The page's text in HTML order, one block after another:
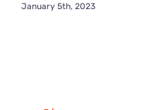
January 5th, 2023